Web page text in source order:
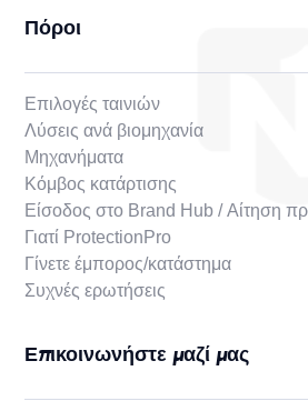
Πόροι
Επιλογές ταινιών
Λύσεις ανά βιομηχανία
Μηχανήματα
Κόμβος κατάρτισης
Είσοδος στο Brand Hub / Αίτηση
Γιατί ProtectionPro
Γίνετε έμπορος/κατάστημα
Συχνές ερωτήσεις
Επικοινωνήστε μαζί μας